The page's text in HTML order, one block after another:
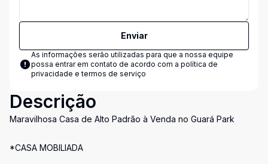
Enviar
As informações serão utilizadas para que a nossa equipe
possa entrar em contato de acordo com a política de
privacidade e termos de serviço
Descrição
Maravilhosa Casa de Alto Padrão à Venda no Guará Park
*CASA MOBILIADA